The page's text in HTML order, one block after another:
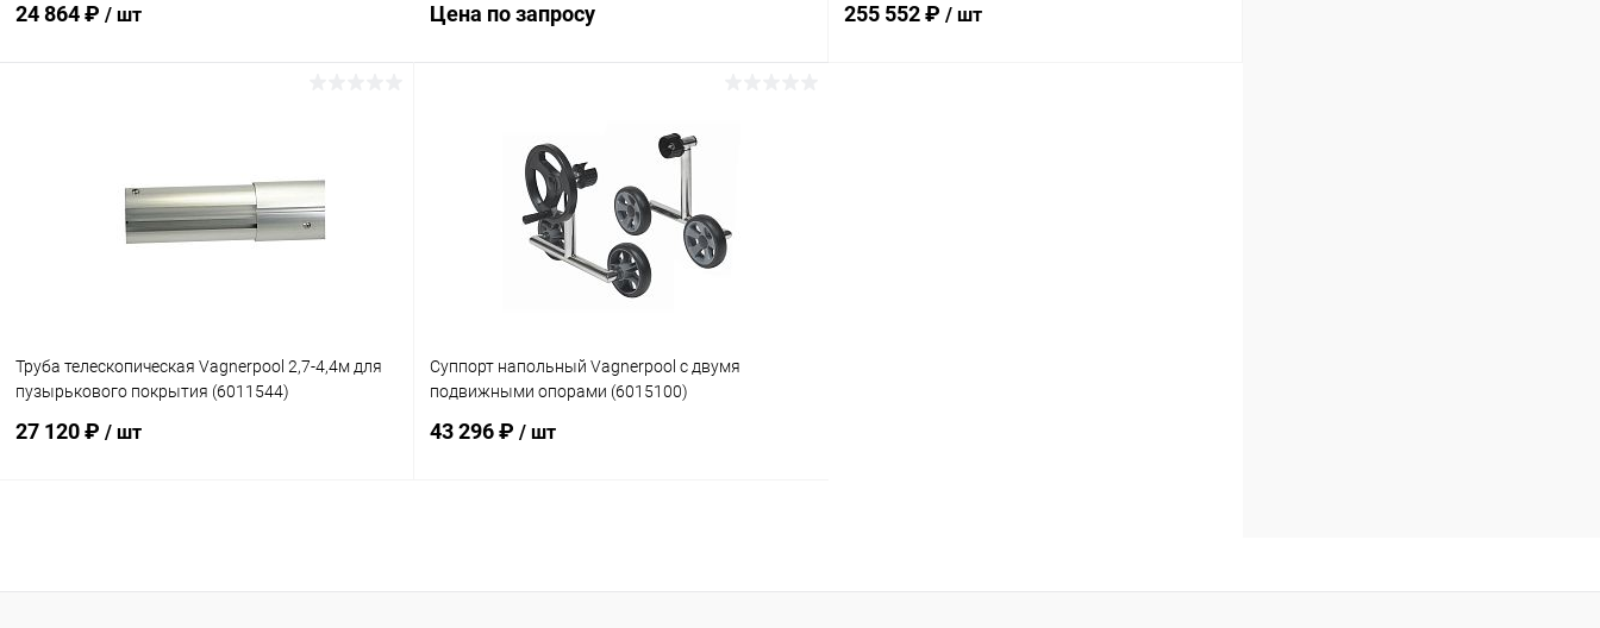
24 864 ₽ / шт
К сравнению В наличии
Цена по запросу
В избранное
К сравнению Под заказ
255 552 ₽ / шт
Труба телескопическая Vagnerpool 2,7-4,4м для
пузырькового покрытия (6011544)
27 120 ₽ / шт
В избранное
Суппорт напольный Vagnerpool с двумя
подвижными опорами (6015100)
43 296 ₽ / шт
В избранное